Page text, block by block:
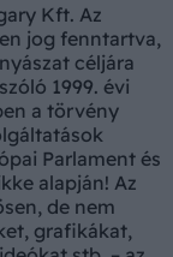
Kft. Az
jog fenntartva,
céljára
1999. évi
a törvény
Parlament és
alapján! Az
de nem
grafikákat,